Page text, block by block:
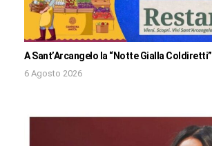
A Sant’Arcangelo la “Notte Gialla Coldiretti”
6 Agosto 2026